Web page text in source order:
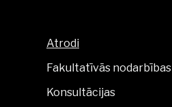
Atrodi
Fakultatīvās nodarbības
Konsultācijas